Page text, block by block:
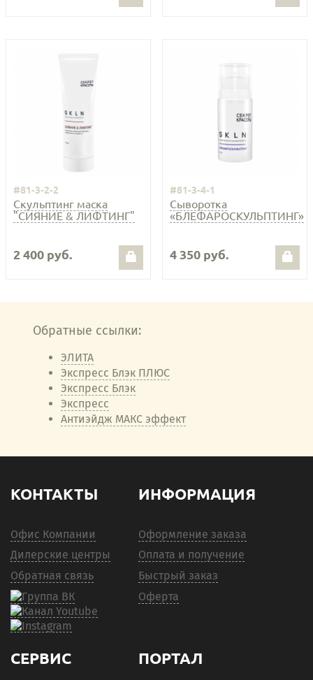
#81-3-2-2
Скульптинг маска
"СИЯНИЕ & ЛИФТИНГ"
2 400 руб.
#81-3-4-1
Сыворотка
«БЛЕФАРОСКУЛЬПТИНГ»
4 350 руб.
Обратные ссылки:
ЭЛИТА
Экспресс Блэк ПЛЮС
Экспресс Блэк
Экспресс
Антиэйдж МАКС эффект
КОНТАКТЫ
Офис Компании
Дилерские центры
Обратная связь
ИНФОРМАЦИЯ
Оформление заказа
Оплата и получение
Быстрый заказ
Оферта
СЕРВИС ПОРТАЛ